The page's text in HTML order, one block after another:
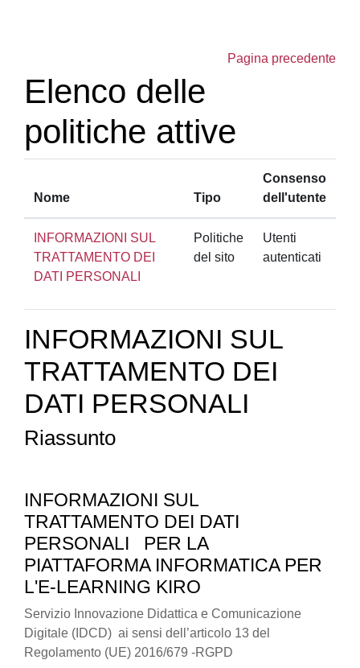
Pagina precedente
Elenco delle
politiche attive
Nome Tipo
Consenso
dell'utente
INFORMAZIONI SUL
TRATTAMENTO DEI
DATI PERSONALI
Politiche
del sito
Utenti
autenticati
INFORMAZIONI SUL
TRATTAMENTO DEI
DATI PERSONALI
Riassunto
INFORMAZIONI SUL
TRATTAMENTO DEI DATI
PERSONALI
PER LA
PIATTAFORMA INFORMATICA PER
L'E-LEARNING KIRO
Servizio Innovazione Didattica e Comunicazione
Digitale (IDCD) ai sensi dell’articolo 13 del
Regolamento (UE) 2016/679 -RGPD